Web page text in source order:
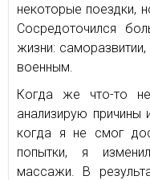
некоторые поездки,
Сосредоточился
жизни:
военным.
Когда же что-то
анализирую причины
когда я не смог
попытки, я
массажи. В